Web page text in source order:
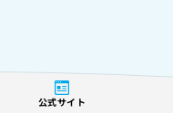
公式サイト